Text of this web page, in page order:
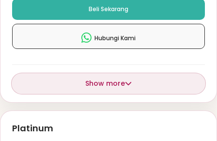
Beli Sekarang
Hubungi Kami
Show more
Platinum